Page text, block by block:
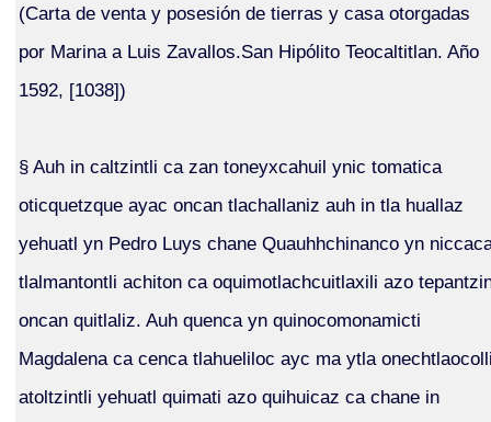
(Carta de venta y posesión de tierras y casa otorgadas
por Marina a Luis Zavallos.San Hipólito Teocaltitlan. Año
1592, [1038])
§ Auh in caltzintli ca zan toneyxcahuil ynic tomatica
oticquetzque ayac oncan tlachallaniz auh in tla huallaz
yehuatl yn Pedro Luys chane Quauhhchinanco yn
tlalmantontli achiton ca oquimotlachcuitlaxili azo
oncan quitlaliz. Auh quenca yn quinocomonamicti
Magdalena ca cenca tlahueliloc ayc ma ytla
atoltzintli yehuatl quimati azo quihuicaz ca chane in